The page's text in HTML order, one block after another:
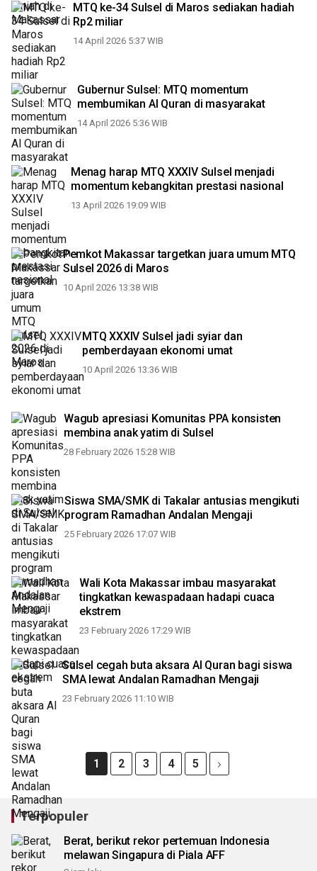
MTQ ke-34 Sulsel di Maros sediakan hadiah
Rp2 miliar
14 April 2026 5:37 WIB
Gubernur Sulsel: MTQ momentum
membumikan Al Quran di masyarakat
14 April 2026 5:36 WIB
Menag harap MTQ XXXIV Sulsel menjadi
momentum kebangkitan prestasi nasional
13 April 2026 19:09 WIB
Pemkot Makassar targetkan juara umum MTQ
Sulsel 2026 di Maros
10 April 2026 13:38 WIB
MTQ XXXIV Sulsel jadi syiar dan
pemberdayaan ekonomi umat
10 April 2026 13:36 WIB
Wagub apresiasi Komunitas PPA konsisten
membina anak yatim di Sulsel
28 February 2026 15:28 WIB
Siswa SMA/SMK di Takalar antusias mengikuti
program Ramadhan Andalan Mengaji
25 February 2026 17:07 WIB
Wali Kota Makassar imbau masyarakat
tingkatkan kewaspadaan hadapi cuaca
ekstrem
23 February 2026 17:29 WIB
Sulsel cegah buta aksara Al Quran bagi siswa
SMA lewat Andalan Ramadhan Mengaji
23 February 2026 11:10 WIB
1 2 3 4 5
Terpopuler
Berat, berikut rekor pertemuan Indonesia
melawan Singapura di Piala AFF